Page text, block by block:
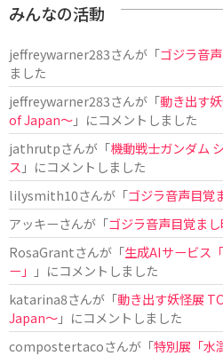
みんなの活動
jeffreywarner283さんが「ゴジラ音
ました
jeffreywarner283さんが「動き出す
of Japan〜」にコメントしました
jathrutpさんが「機動戦士ガンダム
ス 」にコメントしました
lilysmith10さんが「ゴジラ音声目覚
アッキーさんが「ゴジラ音声目覚ま
RosaGrantさんが「生成AIサービス
ー」
」にコメントしました
katarina8さんが「動き出す妖怪展
Japan〜」にコメントしました
compostertacoさんが「特別展「水